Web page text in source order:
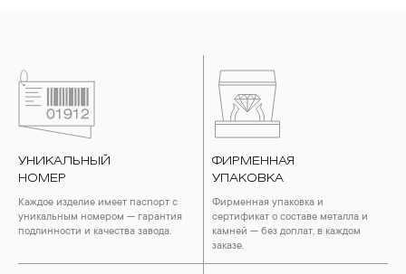
УНИКАЛЬНЫЙ
НОМЕР
Каждое изделие имеет паспорт с
уникальным номером — гарантия
подлинности и качества завода.
ФИРМЕННАЯ
УПАКОВКА
Фирменная упаковка и
сертификат о составе металла и
камней — без доплат, в каждом
заказе.